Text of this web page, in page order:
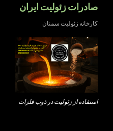
صادرات زئولیت ایران
کارخانه زئولیت سمنان
استفاده از زئولیت در ذوب فلزات